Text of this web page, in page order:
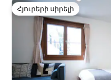
Հյուրերի սիրելի
Հյուրերի սիրելի